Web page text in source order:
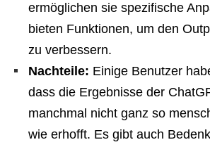
ermöglichen sie spezifische
bieten Funktionen, um den
zu verbessern.
Nachteile: Einige Benutzer
dass die Ergebnisse der
manchmal nicht ganz so
wie erhofft. Es gibt auch